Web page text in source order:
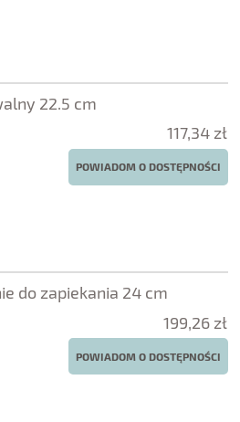
22.5 cm
117,34 zł
POWIADOM O DOSTĘPNOŚCI
do zapiekania 24 cm
199,26 zł
POWIADOM O DOSTĘPNOŚCI